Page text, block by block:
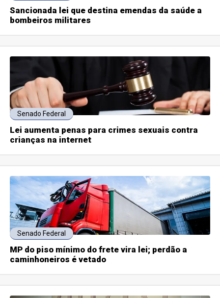
Sancionada lei que destina emendas da saúde a
bombeiros militares
Senado Federal
Lei aumenta penas para crimes sexuais contra
crianças na internet
Senado Federal
MP do piso mínimo do frete vira lei; perdão a
caminhoneiros é vetado